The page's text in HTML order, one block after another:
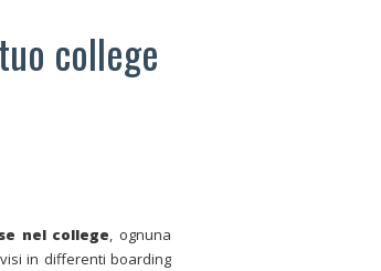
college
nel college, ognuna
in differenti boarding